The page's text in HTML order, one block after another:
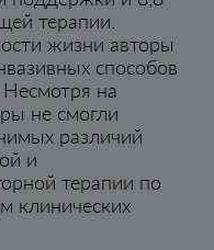
терапии.
жизни авторы
способов
на
не смогли
различий
и
терапии по
клинических